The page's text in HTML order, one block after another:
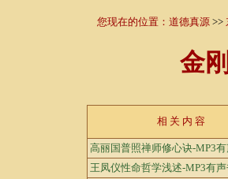
您现在的位置： 道德真源 >>
金
相 关 内 容
高丽国普照禅师修心诀-MP3有
王凤仪性命哲学浅述-MP3有声